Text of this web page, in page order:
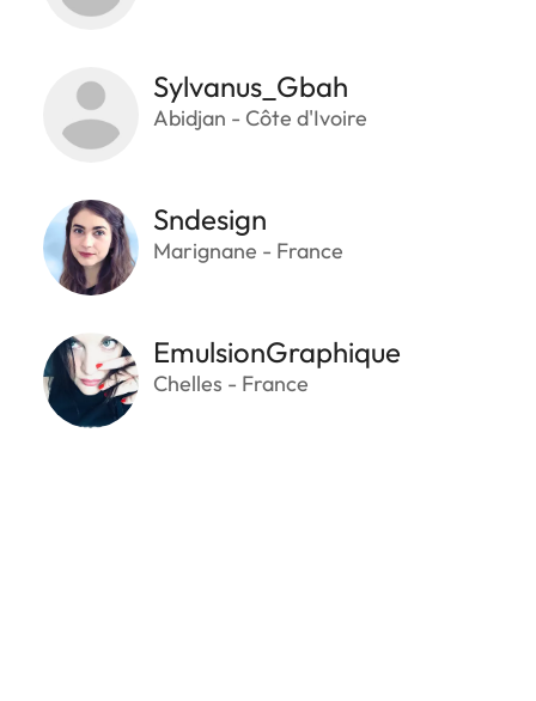
Sylvanus_Gbah
Abidjan - Côte d'Ivoire
Sndesign
Marignane - France
EmulsionGraphique
Chelles - France